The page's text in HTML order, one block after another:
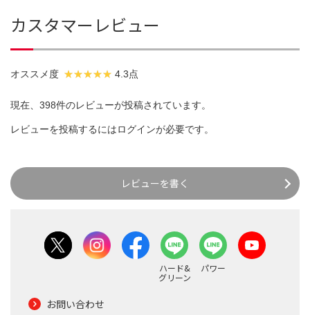
カスタマーレビュー
オススメ度 4.3点
現在、398件のレビューが投稿されています。
レビューを投稿するにはログインが必要です。
レビューを書く
ハード&
グリーン
パワー
お問い合わせ